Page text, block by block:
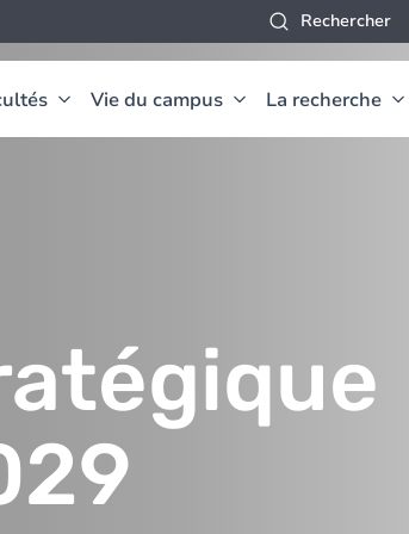
Rechercher
Vie du campus La recherche